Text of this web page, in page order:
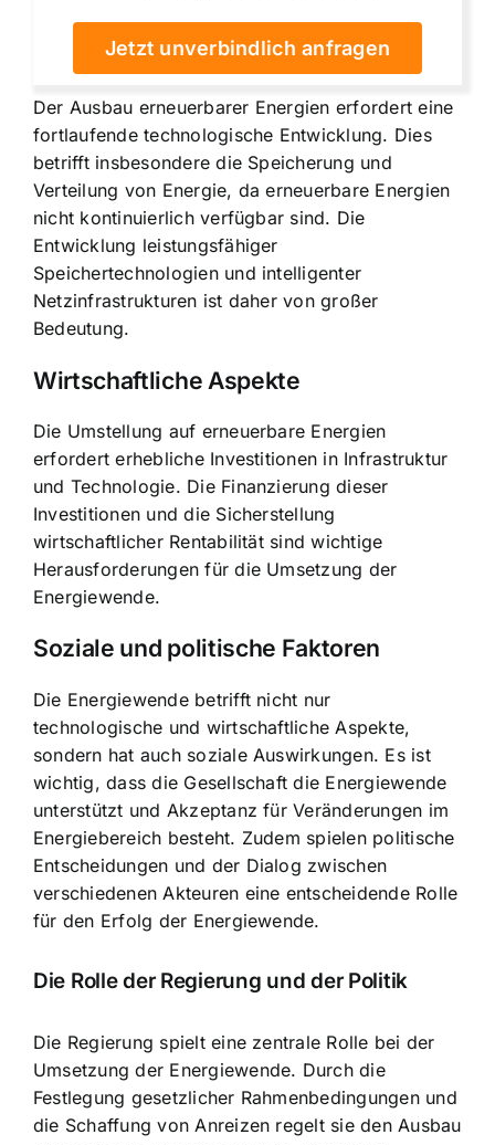
Jetzt unverbindlich anfragen
Der Ausbau erneuerbarer Energien erfordert eine
fortlaufende technologische Entwicklung. Dies
betrifft insbesondere die Speicherung und
Verteilung von Energie, da erneuerbare Energien
nicht kontinuierlich verfügbar sind. Die
Entwicklung leistungsfähiger
Speichertechnologien und intelligenter
Netzinfrastrukturen ist daher von großer
Bedeutung.
Wirtschaftliche Aspekte
Die Umstellung auf erneuerbare Energien
erfordert erhebliche Investitionen in Infrastruktur
und Technologie. Die Finanzierung dieser
Investitionen und die Sicherstellung
wirtschaftlicher Rentabilität sind wichtige
Herausforderungen für die Umsetzung der
Energiewende.
Soziale und politische Faktoren
Die Energiewende betrifft nicht nur
technologische und wirtschaftliche Aspekte,
sondern hat auch soziale Auswirkungen. Es ist
wichtig, dass die Gesellschaft die Energiewende
unterstützt und Akzeptanz für Veränderungen im
Energiebereich besteht. Zudem spielen politische
Entscheidungen und der Dialog zwischen
verschiedenen Akteuren eine entscheidende Rolle
für den Erfolg der Energiewende.
Die Rolle der Regierung und der Politik
Die Regierung spielt eine zentrale Rolle bei der
Umsetzung der Energiewende. Durch die
Festlegung gesetzlicher Rahmenbedingungen und
die Schaffung von Anreizen regelt sie den Ausbau